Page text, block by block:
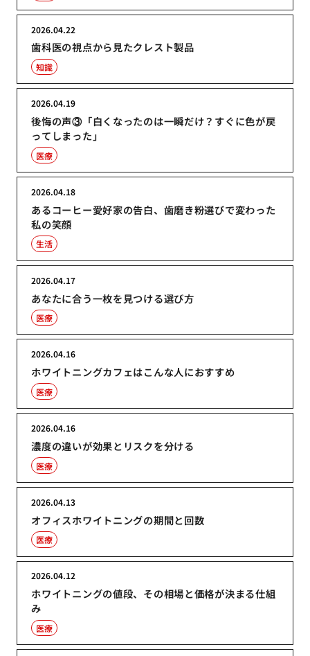
歯科医の視点から見たクレスト製品
2026.04.22
知識
後悔の声③「白くなったのは一瞬だけ？すぐに色が戻
ってしまった」
2026.04.19
医療
あるコーヒー愛好家の告白、歯磨き粉選びで変わった
私の笑顔
2026.04.18
生活
あなたに合う一枚を見つける選び方
2026.04.17
医療
ホワイトニングカフェはこんな人におすすめ
2026.04.16
医療
濃度の違いが効果とリスクを分ける
2026.04.16
医療
オフィスホワイトニングの期間と回数
2026.04.13
医療
ホワイトニングの値段、その相場と価格が決まる仕組
み
2026.04.12
医療